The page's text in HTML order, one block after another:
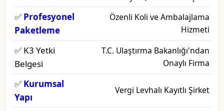
✅ Profesyonel
Paketleme
Özenli Koli ve Ambalajlama
Hizmeti
✅ K3 Yetki
Belgesi
T.C. Ulaştırma Bakanlığı'ndan
Onaylı Firma
✅ Kurumsal
Yapı
Vergi Levhalı Kayıtlı Şirket